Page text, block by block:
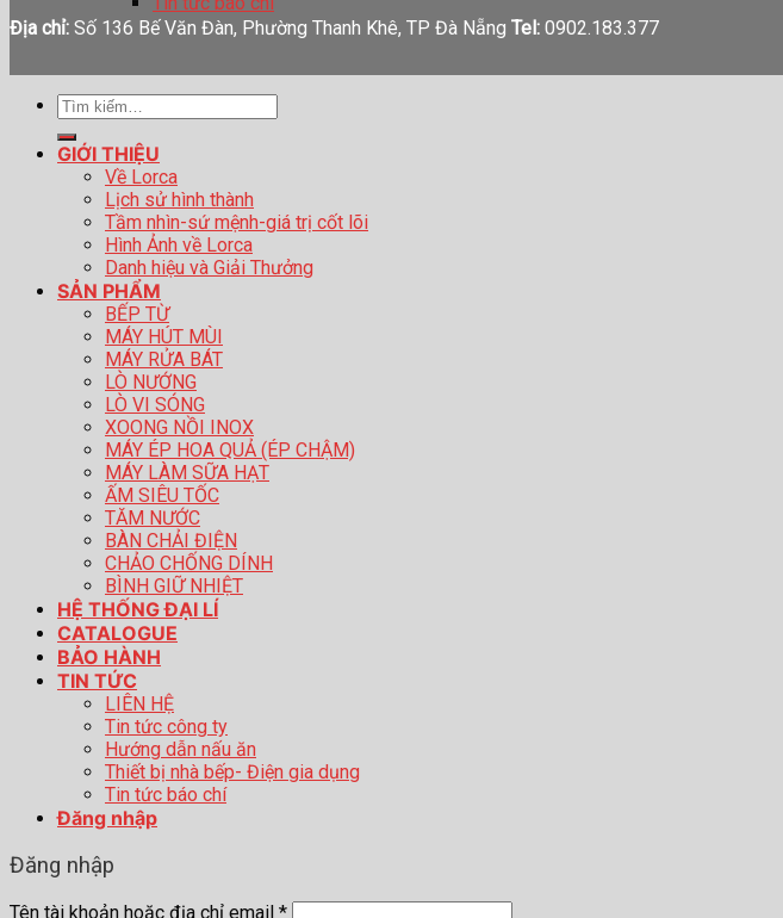
Địa chỉ: Số 136 Bế Văn Đàn, Phường Thanh Khê, TP Đà Nẵng Tel: 0902.183.377
Tìm
GIỚI THIỆU
Về Lorca
Lịch sử hình thành
Tầm nhìn-sứ mệnh-giá trị cốt lõi
Hình Ảnh về Lorca
Danh hiệu và Giải Thưởng
SẢN PHẨM
BẾP TỪ
MÁY HÚT MÙI
MÁY RỬA BÁT
LÒ NƯỚNG
LÒ VI SÓNG
XOONG NỒI INOX
MÁY ÉP HOA QUẢ (ÉP CHẬM)
MÁY LÀM SỮA HẠT
ẤM SIÊU TỐC
TĂM NƯỚC
BÀN CHẢI ĐIỆN
CHẢO CHỐNG DÍNH
BÌNH GIỮ NHIỆT
HỆ THỐNG ĐẠI LÍ
CATALOGUE
BẢO HÀNH
TIN TỨC
LIÊN HỆ
Tin tức công ty
Hướng dẫn nấu ăn
Thiết bị nhà bếp- Điện gia dụng
Tin tức báo chí
Đăng nhập
Đăng nhập
Tên tài khoản hoặc địa chỉ email *